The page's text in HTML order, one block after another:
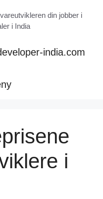
din jobber i
i India
india.com
i